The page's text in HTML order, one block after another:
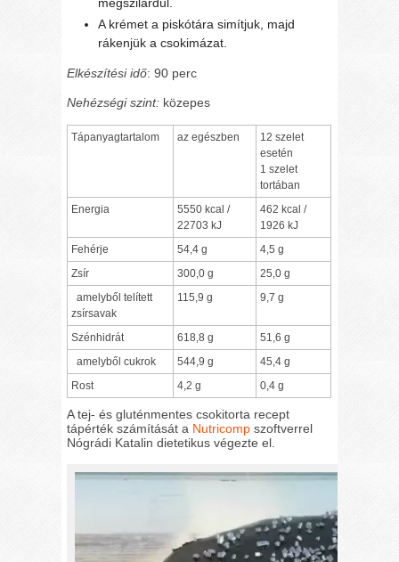
A krémet a piskótára simítjuk, majd
rákenjük a csokimázat.
Elkészítési idő: 90 perc
Nehézségi szint: közepes
Tápanyagtartalom az egészben
12 szelet
esetén
1 szelet
tortában
Energia
5550 kcal /
22703 kJ
462 kcal /
1926 kJ
Fehérje
54,4 g
4,5 g
Zsír
300,0 g
25,0 g
amelyből telített
zsírsavak
115,9 g 9,7 g
Szénhidrát 618,8 g
51,6 g
amelyből cukrok
544,9 g
45,4 g
Rost
4,2 g 0,4 g
A tej- és gluténmentes csokitorta recept
tápérték számítását a Nutricomp szoftverrel
Nógrádi Katalin dietetikus végezte el.